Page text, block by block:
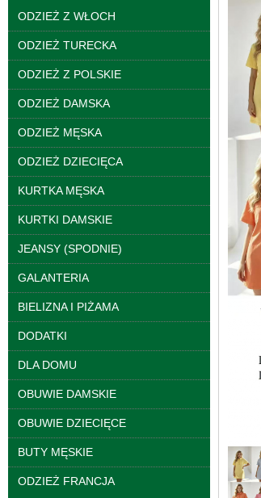
ODZIEŻ Z WŁOCH
ODZIEŻ TURECKA
ODZIEŻ Z POLSKIE
ODZIEŻ DAMSKA
ODZIEŻ MĘSKA
ODZIEŻ DZIECIĘCA
KURTKA MĘSKA
KURTKI DAMSKIE
JEANSY (SPODNIE)
GALANTERIA
BIELIZNA I PIŻAMA
DODATKI
DLA DOMU
OBUWIE DAMSKIE
OBUWIE DZIECIĘCE
BUTY MĘSKIE
ODZIEŻ FRANCJA
61.00 zł
szczegóły
Spodnie damskie
jeansy Roz 25-30, 1